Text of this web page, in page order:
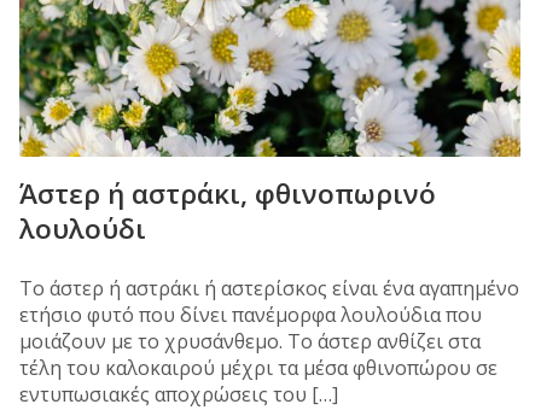
Άστερ ή αστράκι, φθινοπωρινό
λουλούδι
Το άστερ ή αστράκι ή αστερίσκος είναι ένα αγαπημένο
ετήσιο φυτό που δίνει πανέμορφα λουλούδια που
μοιάζουν με το χρυσάνθεμο. Το άστερ ανθίζει στα
τέλη του καλοκαιρού μέχρι τα μέσα φθινοπώρου σε
εντυπωσιακές αποχρώσεις του […]